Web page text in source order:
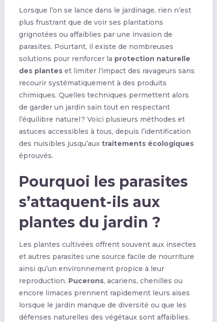
Lorsque l’on se lance dans le jardinage, rien n’est
plus frustrant que de voir ses plantations
grignotées ou affaiblies par une invasion de
parasites. Pourtant, il existe de nombreuses
solutions pour renforcer la protection naturelle
des planteset limiter l’impact des ravageurs sans
recourir systématiquement à des produits
chimiques. Quelles techniques permettent alors
de garder un jardin sain tout en respectant
l’équilibre naturel ? Voici plusieurs méthodes et
astuces accessibles à tous, depuis l’identification
des nuisibles jusqu’aux traitements écologiques
éprouvés.
Pourquoi les parasites
s’attaquent-ils aux
plantes du jardin ?
Les plantes cultivées offrent souvent aux insectes
et autres parasites une source facile de nourriture
ainsi qu’un environnement propice à leur
reproduction. Pucerons, acariens, chenilles ou
encore limaces prennent rapidement leurs aises
lorsque le jardin manque de diversité ou que les
défenses naturelles des végétaux sont affaiblies.